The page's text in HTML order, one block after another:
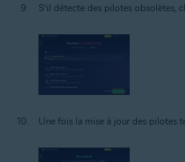
S’il détecte des pilotes obsolètes,
Une fois la mise à jour des pilotes